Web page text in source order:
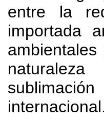
entre la
importada
internacional.